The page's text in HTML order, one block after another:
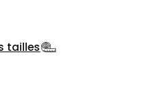
tailles